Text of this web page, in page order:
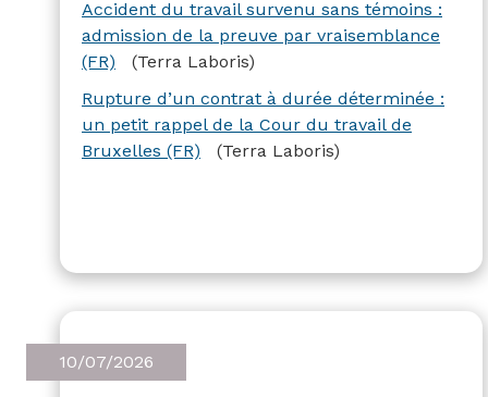
arbeidsongeval zonder getuigen en de
geldigheid van een bewijs op basis van
Accident du travail survenu sans témoins :
admission de la preuve par vraisemblance
(FR)
(Terra Laboris)
Rupture d’un contrat à durée déterminée :
un petit rappel de la Cour du travail de
Bruxelles (FR)
(Terra Laboris)
10/07/2026